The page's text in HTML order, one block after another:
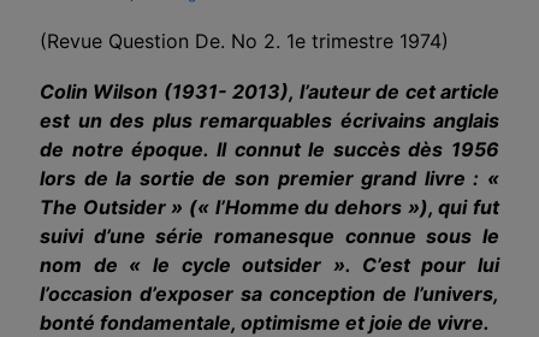
(Revue Question De. No 2. 1e trimestre 1974)
Colin Wilson (1931- 2013), l’auteur de cet article
est un des plus remarquables écrivains anglais
de notre époque. Il connut le succès dès 1956
lors de la sortie de son premier grand livre : «
The Outsider » (« l’Homme du dehors »), qui fut
suivi d’une série romanesque connue sous le
nom de « le cycle outsider ». C’est pour lui
l’occasion d’exposer sa conception de l’univers,
bonté fondamentale, optimisme et joie de vivre.